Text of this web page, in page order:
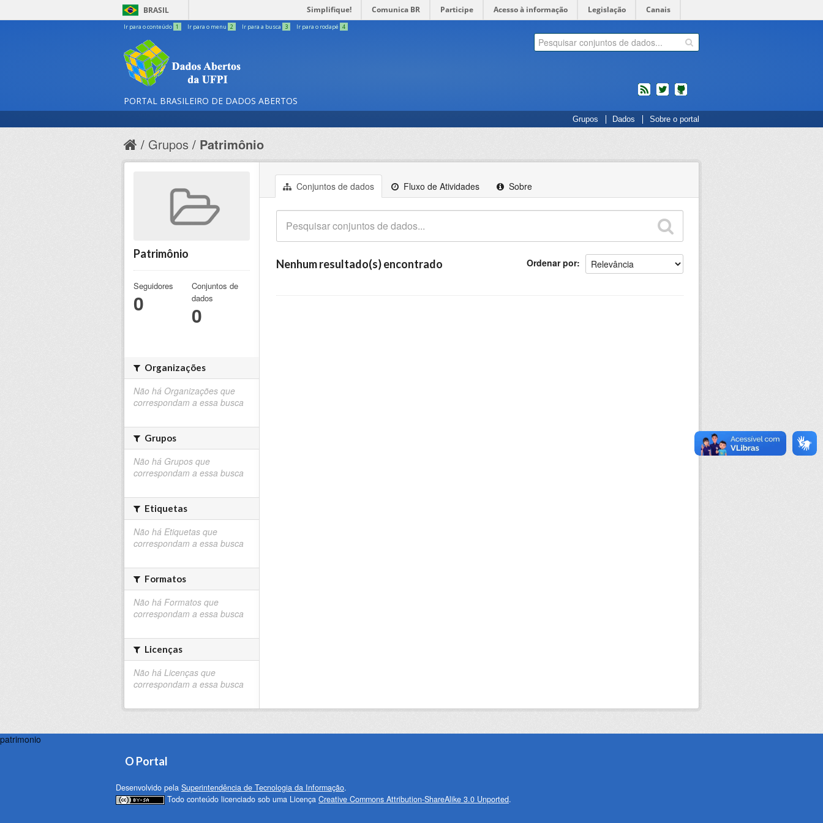
BRASIL Simplifique! Comunica BR Participe Acesso à informação Legislação Canais
Ir para o conteúdo 1 Ir para o menu 2 Ir para a busca 3 Ir para o rodapé 4
PORTAL BRASILEIRO DE DADOS ABERTOS
feed twitterCódigos
fonte
do
Github
Grupos Dados Sobre o portal
Grupos Patrimônio
Conjuntos de dados Fluxo de Atividades Sobre
Ordenar por
Nenhum resultado(s) encontrado
Patrimônio
Seguidores
0
Conjuntos de
dados
0
Organizações
Não há Organizações que
correspondam a essa busca
Grupos
Não há Grupos que
correspondam a essa busca
Etiquetas
Não há Etiquetas que
correspondam a essa busca
Formatos
Não há Formatos que
correspondam a essa busca
Licenças
Não há Licenças que
correspondam a essa busca
patrimonio
O Portal
Desenvolvido pela Superintendência de Tecnologia da Informação.
Todo conteúdo licenciado sob uma Licença Creative Commons Attribution-ShareAlike 3.0 Unported.